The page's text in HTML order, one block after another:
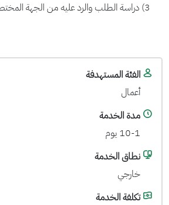
3) دراسة الطلب والرد عليه من الجهة المختصة.
الفئة المستهدفة
أعمال
مدة الخدمة
10-1 يوم
نطاق الخدمة
خارجي
تكلفة الخدمة